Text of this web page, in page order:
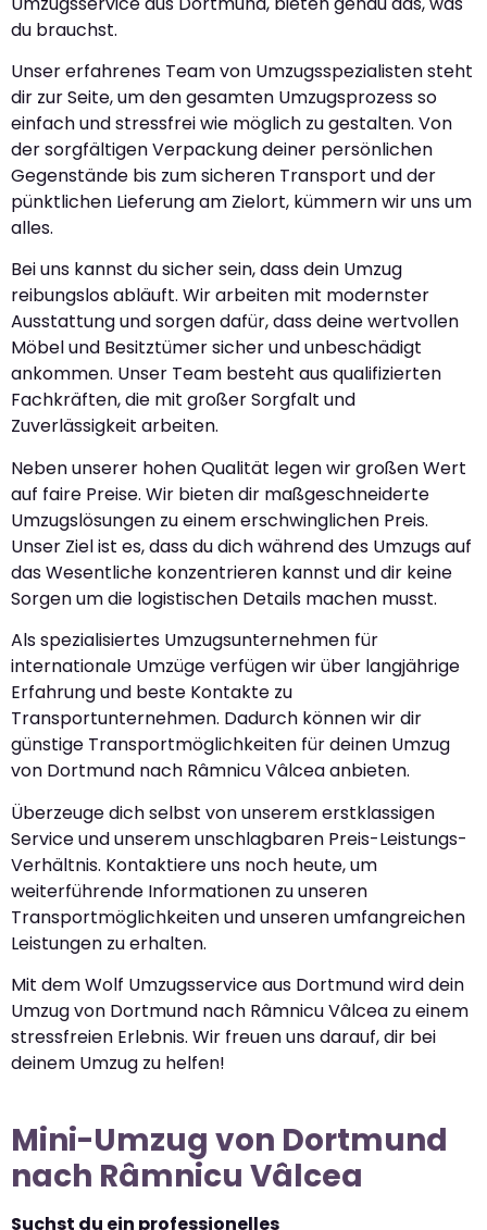
du brauchst.
Unser erfahrenes Team von Umzugsspezialisten steht
dir zur Seite, um den gesamten Umzugsprozess so
einfach und stressfrei wie möglich zu gestalten. Von
der sorgfältigen Verpackung deiner persönlichen
Gegenstände bis zum sicheren Transport und der
pünktlichen Lieferung am Zielort, kümmern wir uns um
alles.
Bei uns kannst du sicher sein, dass dein Umzug
reibungslos abläuft. Wir arbeiten mit modernster
Ausstattung und sorgen dafür, dass deine wertvollen
Möbel und Besitztümer sicher und unbeschädigt
ankommen. Unser Team besteht aus qualifizierten
Fachkräften, die mit großer Sorgfalt und
Zuverlässigkeit arbeiten.
Neben unserer hohen Qualität legen wir großen Wert
auf faire Preise. Wir bieten dir maßgeschneiderte
Umzugslösungen zu einem erschwinglichen Preis.
Unser Ziel ist es, dass du dich während des Umzugs auf
das Wesentliche konzentrieren kannst und dir keine
Sorgen um die logistischen Details machen musst.
Als spezialisiertes Umzugsunternehmen für
internationale Umzüge verfügen wir über langjährige
Erfahrung und beste Kontakte zu
Transportunternehmen. Dadurch können wir dir
günstige Transportmöglichkeiten für deinen Umzug
von Dortmund nach Râmnicu Vâlcea anbieten.
Überzeuge dich selbst von unserem erstklassigen
Service und unserem unschlagbaren Preis-Leistungs-
Verhältnis. Kontaktiere uns noch heute, um
weiterführende Informationen zu unseren
Transportmöglichkeiten und unseren umfangreichen
Leistungen zu erhalten.
Mit dem Wolf Umzugsservice aus Dortmund wird dein
Umzug von Dortmund nach Râmnicu Vâlcea zu einem
stressfreien Erlebnis. Wir freuen uns darauf, dir bei
deinem Umzug zu helfen!
Mini-Umzug von Dortmund
nach Râmnicu Vâlcea
Suchst du ein professionelles